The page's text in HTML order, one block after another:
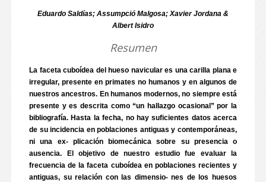
Eduardo Saldías; Assumpció Malgosa; Xavier Jordana &
Albert Isidro
Resumen
La faceta cuboídea del hueso navicular es una carilla plana e
irregular, presente en primates no humanos y en algunos de
nuestros ancestros. En humanos modernos, no siempre está
presente y es descrita como “un hallazgo ocasional” por la
bibliografía. Hasta la fecha, no hay suficientes datos acerca
de su incidencia en poblaciones antiguas y contemporáneas,
ni una ex- plicación biomecánica sobre su presencia o
ausencia. El objetivo de nuestro estudio fue evaluar la
frecuencia de la faceta cuboídea en poblaciones recientes y
antiguas, su relación con las dimensio- nes de los huesos